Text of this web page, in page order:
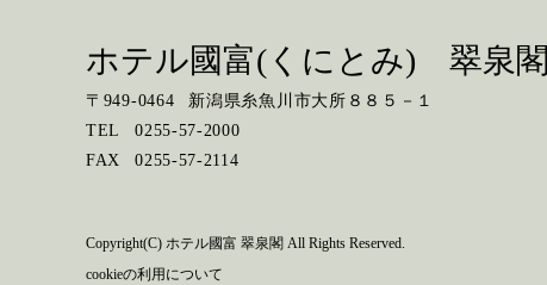
ホテル國富(くにとみ) 翠泉閣
〒 949-0464
新潟県糸魚川市大所８８５－１
TEL
0255-57-2000
FAX
0255-57-2114
Copyright(C) ホテル國富 翠泉閣 All Rights Reserved.
cookieの利用について